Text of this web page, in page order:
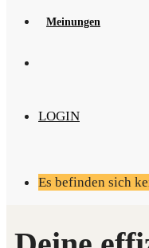
Mei­nun­gen
LOGIN
Es befinden sich